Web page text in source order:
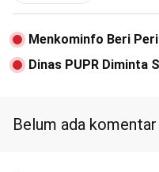
Menkominfo Beri
Posting Konten Judi
Dinas PUPR Diminta
Belum ada komentar